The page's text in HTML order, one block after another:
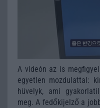
A videón az is
egyetlen mozdulattal:
hüvelyk, ami
meg. A fedőkijelző a